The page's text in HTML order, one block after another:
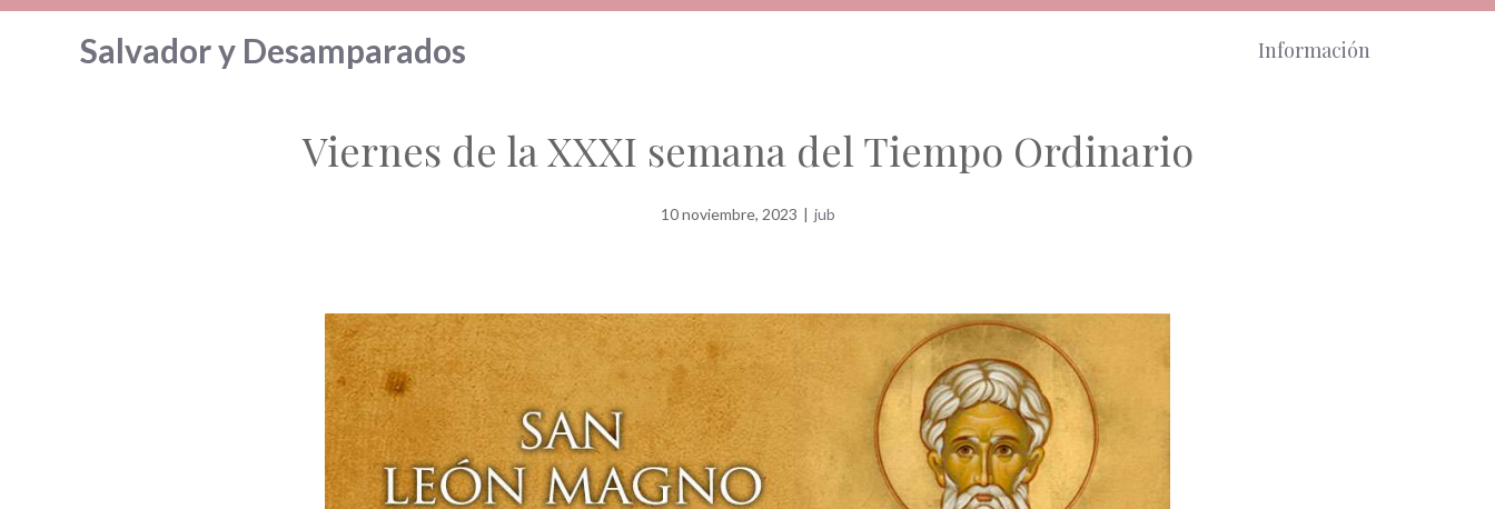
Saltar
Salvador y Desamparados Información
Viernes de la XXXI semana del Tiempo Ordinario
10 noviembre, 2023 | jub